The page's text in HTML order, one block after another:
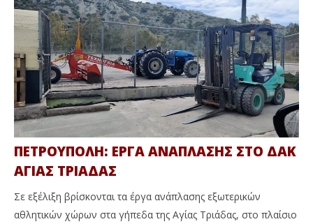
ΔΙΑΒΑΖΕΤΕ ΤΩΡΑ
ΔΕΛΤΙΟ ΑΠΟ ΤΑ…ΔΥΤΙΚΑ
28
Μαΐου
2021
ΠΕΤΡΟΥΠΟΛΗ: ΕΡΓΑ ΑΝΑΠΛΑΣΗΣ ΣΤΟ ΔΑΚ
ΑΓΙΑΣ ΤΡΙΑΔΑΣ
Σε εξέλιξη βρίσκονται τα έργα ανάπλασης εξωτερικών
αθλητικών χώρων στα γήπεδα της Αγίας Τριάδας, στο πλαίσιο